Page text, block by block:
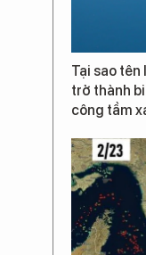
Tại sao tên
trở thành
công tầm